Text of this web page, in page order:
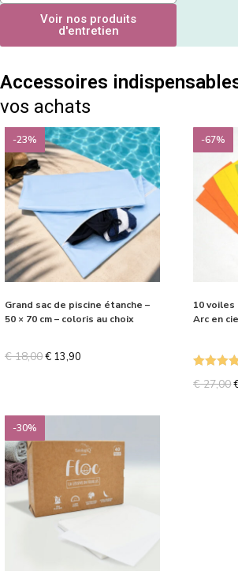
Voir nos produits
d'entretien
Accessoires
vos achats
-23%
Grand sac de piscine étanche –
50 × 70 cm – coloris au choix
€18,00€ 13,90
-67%
10
Arc en
€27,00
-30%